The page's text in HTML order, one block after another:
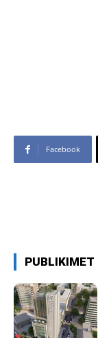
Facebook
PUBLIKIMET